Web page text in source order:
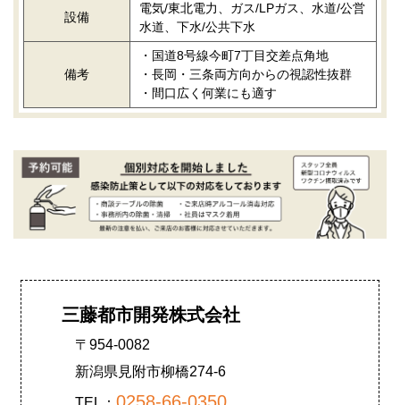
設備
電気/東北電力、ガス/LPガス、水道/公営
水道、下水/公共下水
備考
・国道8号線今町7丁目交差点角地
・長岡・三条両方向からの視認性抜群
・間口広く何業にも適す
三藤都市開発株式会社
〒954-0082
新潟県見附市柳橋274-6